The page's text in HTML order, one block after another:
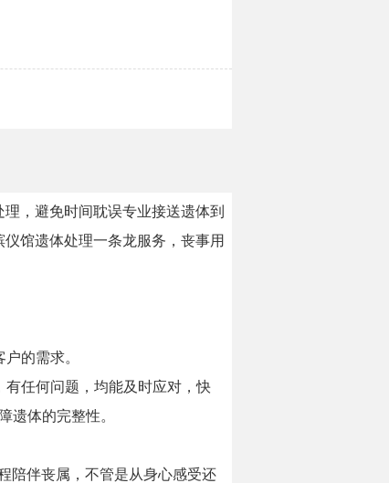
，避免时间耽误专业接送遗体到
馆遗体处理一条龙服务，丧事用
的需求。
任何问题，均能及时应对，快
遗体的完整性。
陪伴丧属，不管是从身心感受还